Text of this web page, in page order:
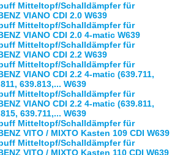
Mitteltopf/Schalldämpfer für
VIANO CDI 2.0 W639
Mitteltopf/Schalldämpfer für
VIANO CDI 2.0 4-matic W639
Mitteltopf/Schalldämpfer für
VIANO CDI 2.2 W639
Mitteltopf/Schalldämpfer für
VIANO CDI 2.2 4-matic (639.711,
639.813,... W639
Mitteltopf/Schalldämpfer für
VIANO CDI 2.2 4-matic (639.811,
639.711,... W639
Mitteltopf/Schalldämpfer für
VITO / MIXTO Kasten 109 CDI W639
Mitteltopf/Schalldämpfer für
VITO / MIXTO Kasten 110 CDI W639